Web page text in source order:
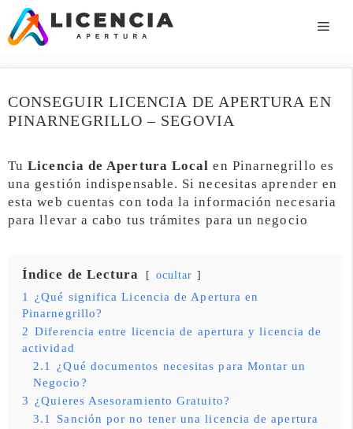
Saltar
contenido
CONSEGUIR LICENCIA DE APERTURA EN
PINARNEGRILLO – SEGOVIA
TuLicencia de Apertura Local en Pinarnegrillo es
una gestión indispensable. Si necesitas aprender en
esta web cuentas con toda la información necesaria
para llevar a cabo tus trámites para un negocio
Índice de Lectura ocultar
1
¿Qué significa Licencia de Apertura en
Pinarnegrillo?
2 Diferencia entre licencia de apertura y licencia de
actividad
2.1
¿Qué documentos necesitas para Montar un
Negocio?
3 ¿Quieres Asesoramiento Gratuito?
3.1
Sanción por no tener una licencia de apertura